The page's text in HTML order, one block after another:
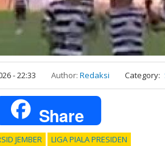
- 22:33 Author: Redaksi Category
Share
JEMBER LIGA PIALA PRESIDEN